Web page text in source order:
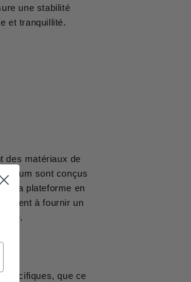
une stabilité
et tranquillité.
des matériaux de
sont conçus
La plateforme en
à fournir un
que ce